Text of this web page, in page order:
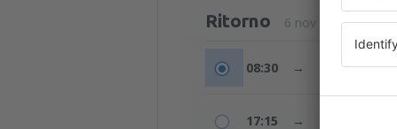
Ritorno 6 nov (ven)
08:30 → 11:30
17:15 →